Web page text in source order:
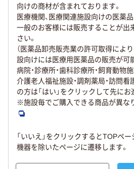
向けの商材が含まれております。
医療機関、医療関連施設向けの医薬品
一般のお客様には販売することが出
さい。
（医薬品卸売販売業の許可取得により
設向けには医療用医薬品の販売が可能
病院・診療所・歯科診療所・飼育動物
介護老人福祉施設・調剤薬局・訪問
の方は「はい」をクリックして先にお
※施設毎でご購入できる商品が異な
「いいえ」をクリックするとTOPペ
機器を除いたページに遷移します。